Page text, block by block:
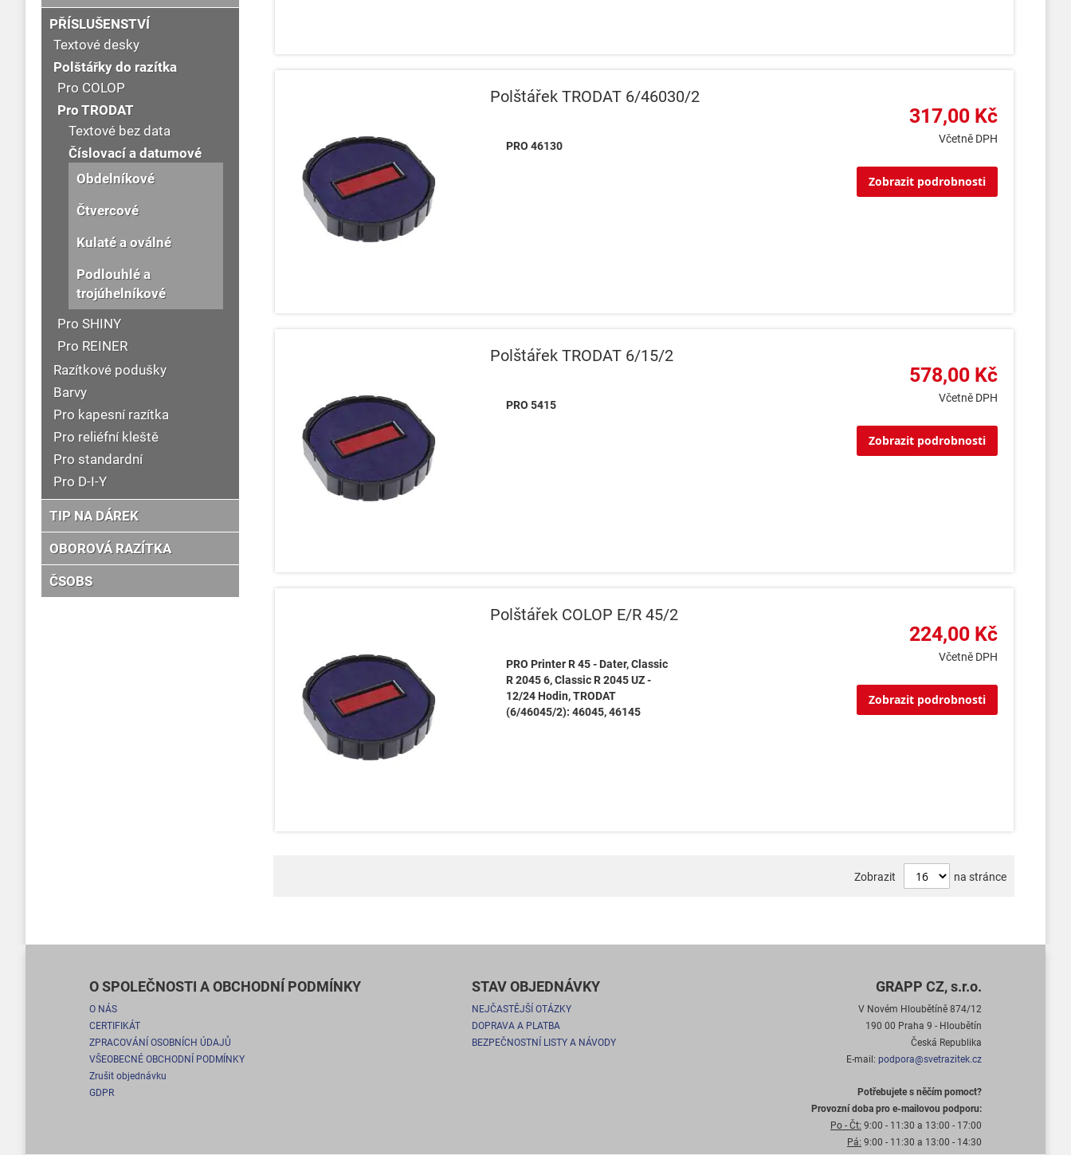
Polštářek TRODAT 6/46030/2
PRO 46130
317,00 Kč
Včetně DPH
Zobrazit podrobnosti
Polštářek TRODAT 6/15/2
PRO 5415
578,00 Kč
Včetně DPH
Zobrazit podrobnosti
Polštářek COLOP E/R 45/2
PRO Printer R 45 - Dater, Classic
R 2045 6, Classic R 2045 UZ -
12/24 Hodin, TRODAT
(6/46045/2): 46045, 46145
224,00 Kč
Včetně DPH
Zobrazit podrobnosti
Zobrazit na stránce
PŘÍSLUŠENSTVÍ
Textové desky
Polštářky do razítka
Pro COLOP
Pro TRODAT
Textové bez data
Číslovací a datumové
Obdelníkové
Čtvercové
Kulaté a oválné
Podlouhlé a
trojúhelníkové
Pro SHINY
Pro REINER
Razítkové podušky
Barvy
Pro kapesní razítka
Pro reliéfní kleště
Pro standardní
Pro D-I-Y
TIP NA DÁREK
OBOROVÁ RAZÍTKA
ČSOBS
O SPOLEČNOSTI A OBCHODNÍ PODMÍNKY
O NÁS
CERTIFIKÁT
ZPRACOVÁNÍ OSOBNÍCH ÚDAJŮ
VŠEOBECNÉ OBCHODNÍ PODMÍNKY
Zrušit objednávku
GDPR
STAV OBJEDNÁVKY
NEJČASTĚJŠÍ OTÁZKY
DOPRAVA A PLATBA
BEZPEČNOSTNÍ LISTY A NÁVODY
GRAPP CZ, s.r.o.
V Novém Hloubětíně 874/12
190 00 Praha 9 - Hloubětín
Česká Republika
E-mail: podpora@svetrazitek.cz
Potřebujete s něčím pomoct?
Provozní doba pro e-mailovou podporu:
Po - Čt: 9:00 - 11:30 a 13:00 - 17:00
Pá: 9:00 - 11:30 a 13:00 - 14:30